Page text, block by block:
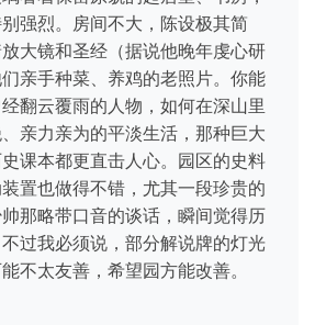
强烈。房间不大，陈设极其简
大镜和圣经（据说他晚年虔心研
亲手种菜、养鸡的老照片。你能
翻云覆雨的人物，如何在深山里
亲力亲为的平淡生活，那种巨大
课本都更直击人心。园区的史料
置也做得不错，尤其一段珍贵的
那略带口音的谈话，瞬间觉得历
过我必须说，部分解说牌的灯光
不太友善，希望园方能改善。